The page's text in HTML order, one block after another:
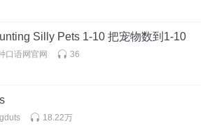
Silly Pets 1-10 把宠物数到1-10
口语网官网 36
18.22万